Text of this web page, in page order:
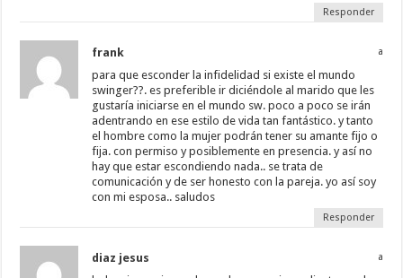
Responder
frank a
para que esconder la infidelidad si existe el mundo
swinger??. es preferible ir diciéndole al marido que les
gustaría iniciarse en el mundo sw. poco a poco se irán
adentrando en ese estilo de vida tan fantástico. y tanto
el hombre como la mujer podrán tener su amante fijo o
fija. con permiso y posiblemente en presencia. y así no
hay que estar escondiendo nada.. se trata de
comunicación y de ser honesto con la pareja. yo así soy
con mi esposa.. saludos
Responder
diaz jesus a